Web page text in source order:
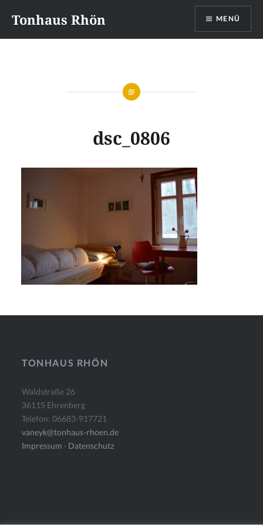
zum
Inhalt
Tonhaus Rhön MENÜ
dsc_0806
TONHAUS RHÖN
Waldstraße 26
36115 Ehrenberg
Telefon: 06683-917721
vaneyk@tonhaus-rhoen.de
Impressum · Datenschutz